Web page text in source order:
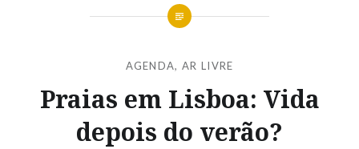
AGENDA, AR LIVRE
Praias em Lisboa: Vida
depois do verão?